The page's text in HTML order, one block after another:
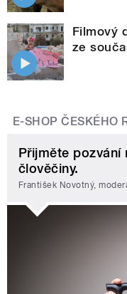
Filmový
ze
E-SHOP ČESKÉHO
Přijměte pozvání
člověčiny.
František Novotný,